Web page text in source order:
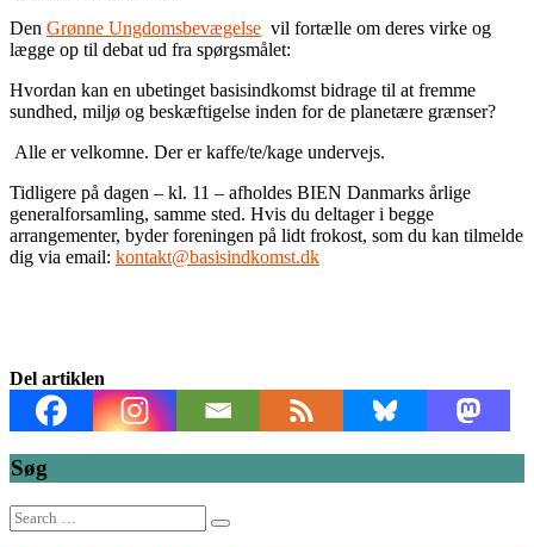
Den Grønne Ungdomsbevægelse vil fortælle om deres virke og
lægge op til debat ud fra spørgsmålet:
Hvordan kan en ubetinget basisindkomst bidrage til at fremme
sundhed, miljø og beskæftigelse inden for de planetære grænser?
Alle er velkomne. Der er kaffe/te/kage undervejs.
Tidligere på dagen – kl. 11 – afholdes BIEN Danmarks årlige
generalforsamling, samme sted. Hvis du deltager i begge
arrangementer, byder foreningen på lidt frokost, som du kan tilmelde
dig via email: kontakt@basisindkomst.dk
Del artiklen
Søg
Search
for: